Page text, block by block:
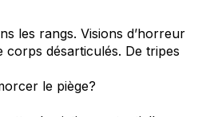
les rangs. Visions d’horreur
corps désarticulés. De tripes
le piège?